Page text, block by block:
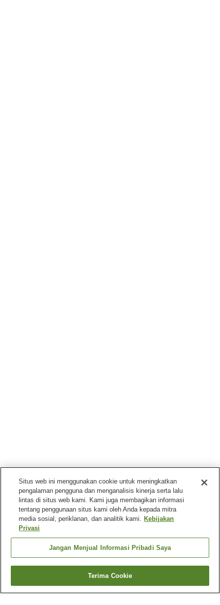
Kembali
Situs web ini menggunakan cookie untuk meningkatkan
pengalaman pengguna dan menganalisis kinerja serta lalu
lintas di situs web kami. Kami juga membagikan informasi
tentang penggunaan situs kami oleh Anda kepada mitra
media sosial, periklanan, dan analitik kami. Kebijakan
Privasi
Jangan Menjual Informasi Pribadi Saya
Terima Cookie